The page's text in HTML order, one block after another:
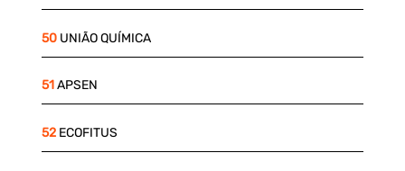
50UNIÃO QUÍMICA
51APSEN
52ECOFITUS